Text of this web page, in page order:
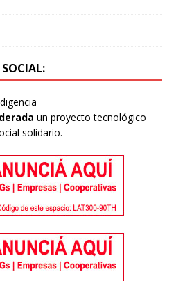
un proyecto tecnológico
solidario.